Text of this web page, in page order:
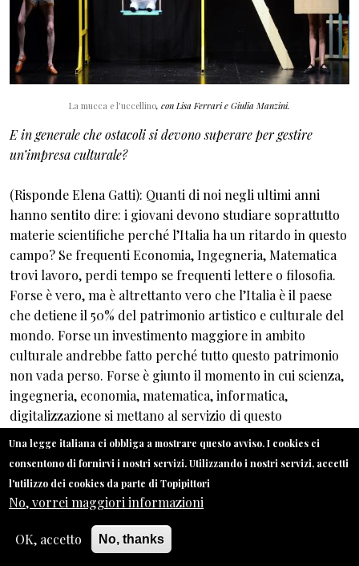
La mucca e l'uccellino, con Lisa Ferrari e Giulia Manzini.
E in generale che ostacoli si devono superare per gestire
un’impresa culturale?
(Risponde Elena Gatti): Quanti di noi negli ultimi anni
hanno sentito dire: i giovani devono studiare soprattutto
materie scientifiche perché l’Italia ha un ritardo in questo
campo? Se frequenti Economia, Ingegneria, Matematica
trovi lavoro, perdi tempo se frequenti lettere o filosofia.
Forse è vero, ma è altrettanto vero che l’Italia è il paese
che detiene il 50% del patrimonio artistico e culturale del
mondo. Forse un investimento maggiore in ambito
culturale andrebbe fatto perché tutto questo patrimonio
non vada perso. Forse è giunto il momento in cui scienza,
ingegneria, economia, matematica, informatica,
digitalizzazione si mettano al servizio di questo
patrimonio. Negli anni abbiamo sentito parlare delle
capacità turistiche del nostro Paese e di come queste
dovessero sposarsi con le proposte culturali, ma quanti
progetti davvero sono stati finanziati in questo senso?
Tullio De Mauro lamentava negli ultimi anni della sua vita
l’analfabetismo funzionale di cui soffrono molti italiani.
Una legge italiana ci obbliga a mostrare questo avviso. I cookies ci
consentono di fornirvi i nostri servizi. Utilizzando i nostri servizi, accetti
l'utilizzo dei cookies da parte di Topipittori
No, vorrei maggiori informazioni
OK, accetto No, thanks